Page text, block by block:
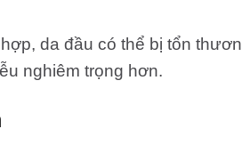
da đầu có thể bị tổn
nghiêm trọng hơn.